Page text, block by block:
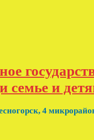
семье и
4